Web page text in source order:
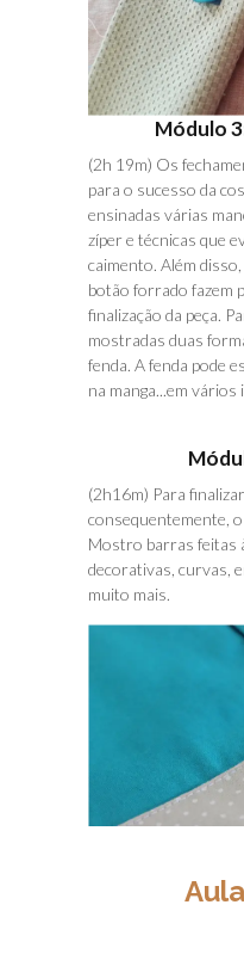
Módulo
(2h 19m) Os
para o sucesso da
ensinadas várias
zíper e técnicas que
caimento. Além
botão forrado fazem
finalização da peça.
mostradas duas
fenda. A fenda pode
na manga...em
(2h16m) Para
consequentemente,
Mostro barras feitas
decorativas, curvas,
muito mais.